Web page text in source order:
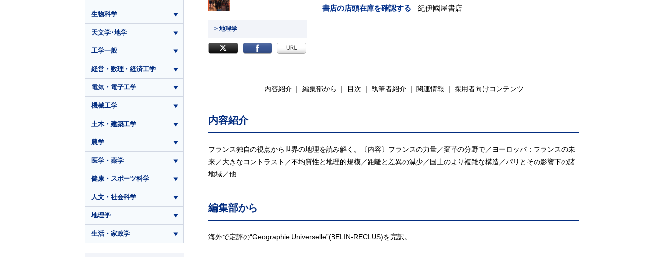
> 地理学
書店の店頭在庫を確認する 紀伊國屋書店
内容紹介 編集部から 目次 執筆者紹介 関連情報 採用者向けコンテンツ
内容紹介
フランス独自の視点から世界の地理を読み解く。〔内容〕フランスの力量／変革の分野で／ヨーロッパ：フランスの未
来／大きなコントラスト／不均質性と地理的規模／距離と差異の減少／国土のより複雑な構造／パリとその影響下の諸
地域／他
編集部から
海外で定評の“Geographie Universelle”(BELIN-RECLUS)を完訳。
生物科学
天文学･地学
工学一般
経営・数理・経済工学
電気・電子工学
機械工学
土木・建築工学
農学
医学・薬学
健康・スポーツ科学
人文・社会科学
地理学
生活・家政学